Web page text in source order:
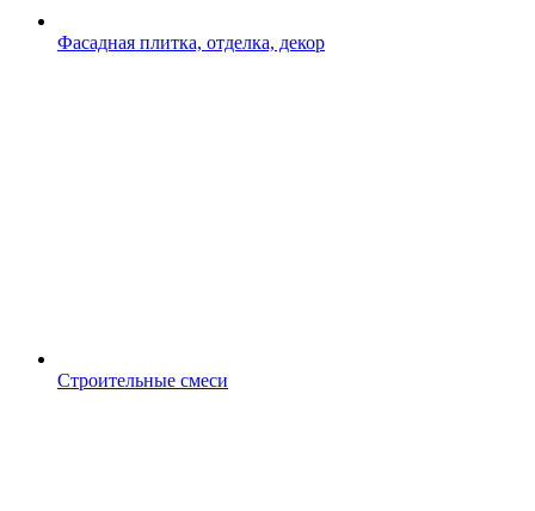
Фасадная плитка, отделка, декор
Строительные смеси